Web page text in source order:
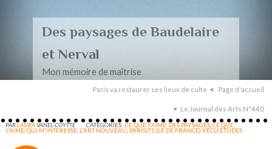
Des paysages de Baudelaire
et Nerval
Mon mémoire de maîtrise
Paris va restaurer ses lieux de culte Page d'accueil
Le Journal des Arts N°440
PARLAURAVANEL-COYTTE CATÉGORIES :CE QUE J'AIME. DES PAYSAGES ,CE QUE
J'AIME/QUI M'INTERESSE L'ART NOUVEAU PARIS(75,ILE DE FRANCE):VÉCU,ÉTUDES